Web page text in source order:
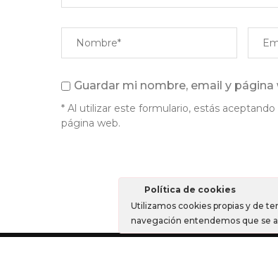
Guardar mi nombre, email y
* Al utilizar este formulario, estás
página web.
Política de cookies
Utilizamos cookies propias y de
navegación entendemos que se